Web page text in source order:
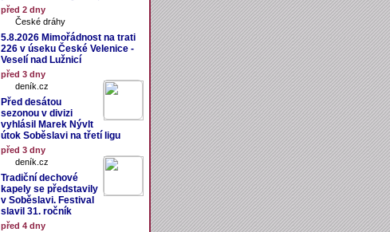
před 2 dny
České dráhy
5.8.2026 Mimořádnost na trati
226 v úseku České Velenice -
Veselí nad Lužnicí
před 3 dny
deník.cz
Před desátou
sezonou v divizi
vyhlásil Marek Nývlt
útok Soběslavi na třetí ligu
před 3 dny
deník.cz
Tradiční dechové
kapely se představily
v Soběslavi. Festival
slavil 31. ročník
před 4 dny